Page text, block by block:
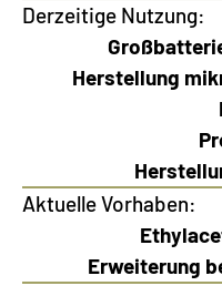
Derzeitige Nutzung:
Herstellung
Aktuelle Vorhaben:
Erweiterung